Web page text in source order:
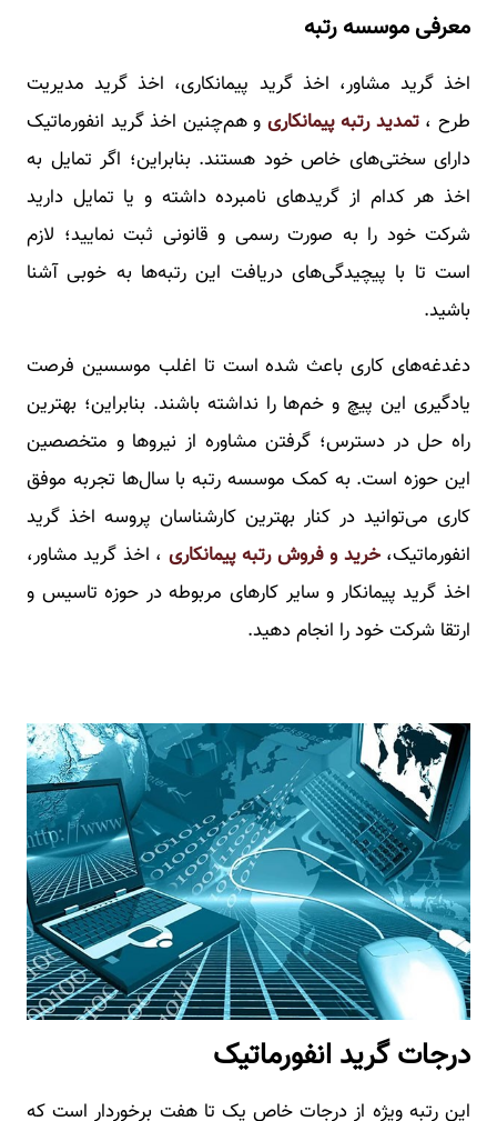
معرفی موسسه رتبه
اخذ گرید مشاور، اخذ گرید پیمانکاری، اخذ گرید مدیریت
طرح ،تمدید رتبه پیمانکاری و هم‌چنین اخذ گرید انفورماتیک
دارای سختی‌های خاص خود هستند. بنابراین؛ اگر تمایل به
اخذ هر کدام از گریدهای نامبرده داشته و یا تمایل دارید
شرکت خود را به صورت رسمی و قانونی ثبت نمایید؛ لازم
است تا با پیچیدگی‌های دریافت این رتبه‌ها به خوبی آشنا
باشید.
دغدغه‌های کاری باعث شده است تا اغلب موسسین فرصت
یادگیری این پیچ و خم‌ها را نداشته باشند. بنابراین؛ بهترین
راه حل در دسترس؛ گرفتن مشاوره از نیروها و متخصصین
این حوزه است. به کمک موسسه رتبه با سال‌ها تجربه موفق
کاری می‌توانید در کنار بهترین کارشناسان پروسه اخذ گرید
انفورماتیک،خرید و فروش رتبه پیمانکاری ، اخذ گرید مشاور،
اخذ گرید پیمانکار و سایر کارهای مربوطه در حوزه تاسیس و
ارتقا شرکت خود را انجام دهید.
درجات گرید انفورماتیک
این رتبه ویژه از درجات خاص یک تا هفت برخوردار است که